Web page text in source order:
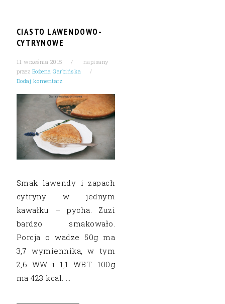
CIASTO LAWENDOWO-
CYTRYNOWE
11 września 2015
napisany
przez Bożena Garbińska
Dodaj komentarz
Smak lawendy i zapach
cytryny w jednym
kawałku – pycha. Zuzi
bardzo smakowało.
Porcja o wadze 50g ma
3,7 wymiennika, w tym
2,6 WW i 1,1 WBT. 100g
ma 423 kcal. …